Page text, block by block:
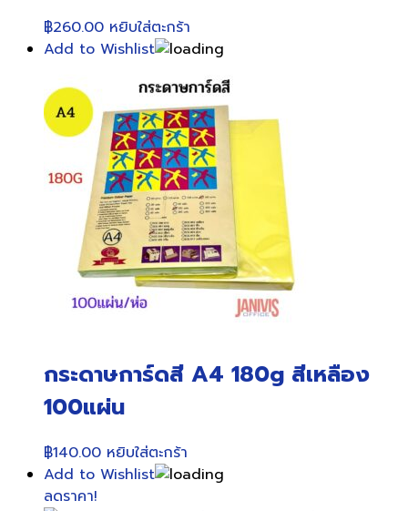
฿260.00 หยิบใส่ตะกร้า
Add to Wishlist
กระดาษการ์ดสี A4 180g สีเหลือง
100แผ่น
฿140.00 หยิบใส่ตะกร้า
Add to Wishlist
ลดราคา!